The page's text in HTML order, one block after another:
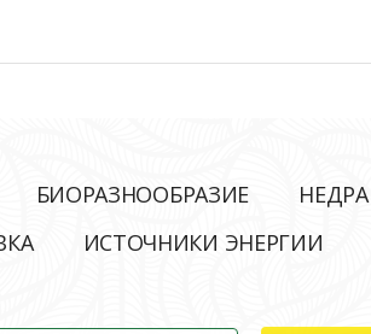
БИОРАЗНООБРАЗИЕ НЕДРА
ИСТОЧНИКИ ЭНЕРГИИ